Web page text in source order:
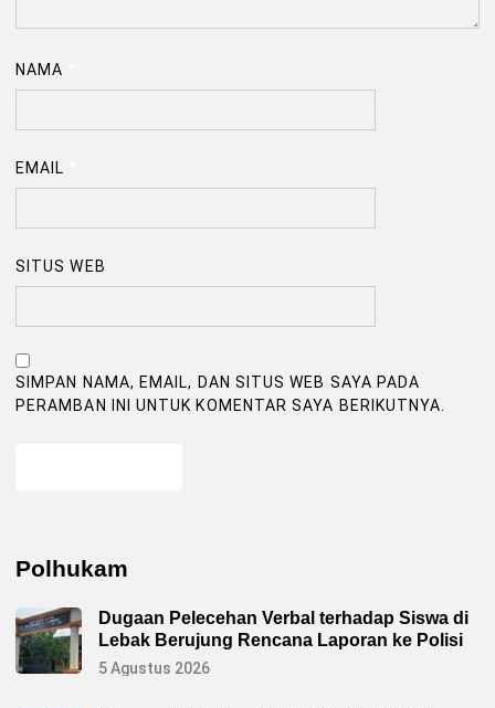
NAMA
EMAIL
SITUS WEB
SIMPAN NAMA, EMAIL, DAN SITUS WEB SAYA PADA
PERAMBAN INI UNTUK KOMENTAR SAYA BERIKUTNYA.
Polhukam
Dugaan Pelecehan Verbal terhadap Siswa di
Lebak Berujung Rencana Laporan ke Polisi
5 Agustus 2026